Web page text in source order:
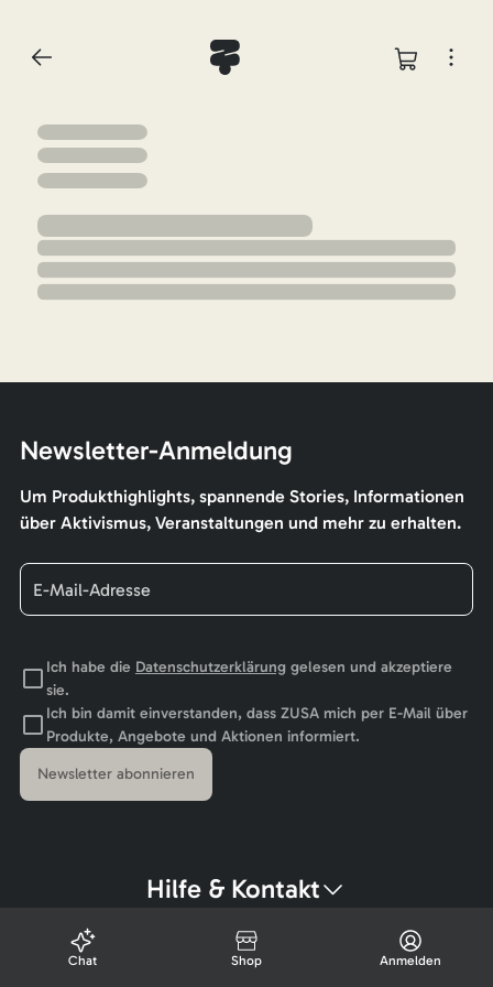
Newsletter-Anmeldung
Um Produkthighlights, spannende Stories, Informationen
über Aktivismus, Veranstaltungen und mehr zu erhalten.
Ich habe die Datenschutzerklärunggelesen und akzeptiere
sie.
Ich bin damit einverstanden, dass ZUSA mich per E-Mail über
Produkte, Angebote und Aktionen informiert.
Newsletter abonnieren
Hilfe & Kontakt
Chat Shop Anmelden